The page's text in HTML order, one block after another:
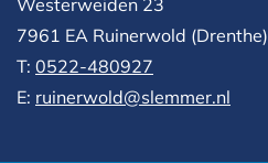
7961 EA Ruinerwold (Drenthe)
T: 0522-480927‬
E: ruinerwold@slemmer.nl